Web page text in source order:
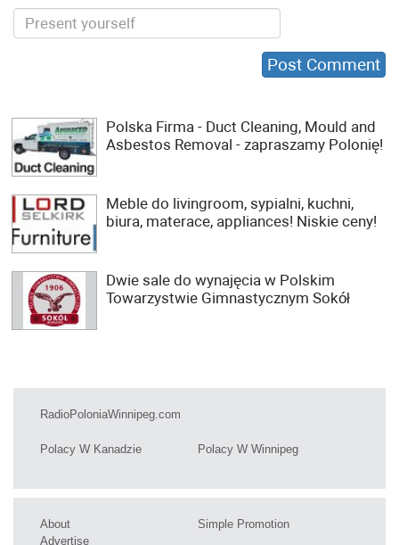
Polska Firma - Duct Cleaning, Mould and
Asbestos Removal - zapraszamy Polonię!
Meble do livingroom, sypialni, kuchni,
biura, materace, appliances! Niskie ceny!
Dwie sale do wynajęcia w Polskim
Towarzystwie Gimnastycznym Sokół
RadioPoloniaWinnipeg.com
Polacy W Kanadzie Polacy W Winnipeg
About
Advertise
Simple Promotion